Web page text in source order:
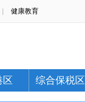
| 健康教育
区 综合保税区